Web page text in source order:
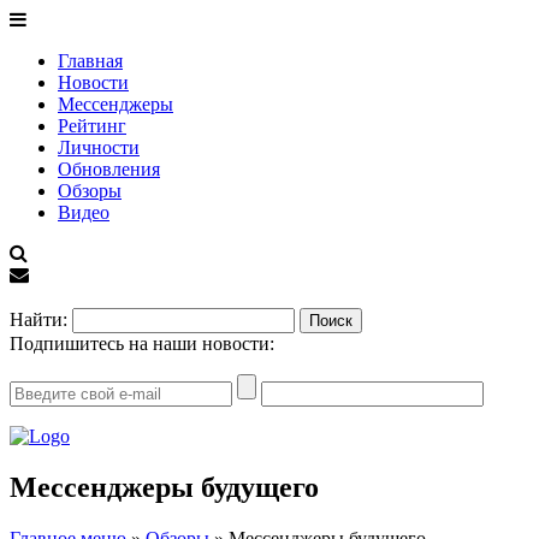
Главная
Новости
Мессенджеры
Рейтинг
Личности
Обновления
Обзоры
Видео
Найти:
Подпишитесь на наши новости:
Мессенджеры будущего